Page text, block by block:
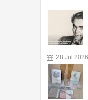
28 Jul 2026